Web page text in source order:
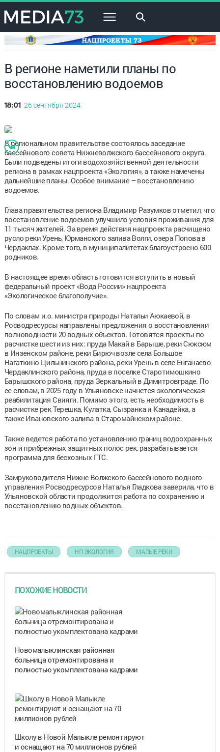
×
В регионе наметили планы по
восстановлению водоемов
18:01 26 сентября 2024
В региональном правительстве состоялось заседание
бассейнового совета Нижневолжского бассейнового округа.
Были подведены итоги водохозяйственной деятельности
региона в рамках нацпроекта «Экология», а также намечены
дальнейшие планы. Особое внимание – восстановлению
водоемов.
Глава правительства региона Владимир Разумков отметил, что
восстановление водоемов улучшило условия проживания для
11 тысяч жителей. За время действия нацпроекта расчищено
русло реки Урень, Юрманского залива Волги, озера Попова в
Чердаклах. Кроме того, в муниципалитетах благоустроено 600
родников.
В настоящее время область готовится вступить в новый
федеральный проект «Вода России» нацпроекта
«Экологическое благополучие».
По словам и.о. министра природы Натальи Аюкаевой, в
Росводресурсы направлены предложения о восстановлении
полноводности 20 водных объектов. Готовятся проекты по
расчистке шести из них: пруда Макай в Барыше, реки Сюксюм
в Инзенском районе, реки Бирюч возле села Большое
Нагаткино Цильнинского района, реки Урень в селе Енганаево
Чердаклинского района, пруда в поселке Старотимошкино
Барышского района, пруда Зеркальный в Димитровграде. По
ее словам, в 2025 году в Ульяновске начнется экологическая
реабилитация Свияги. Помимо этого, есть необходимость в
расчистке рек Терешка, Кулатка, Сызранка и Канадейка, а
также Ивановского залива в Старомайнском районе.
Также ведется работа по установлению границ водоохранных
зон и прибрежных защитных полос рек, разрабатывается
программа для бесхозных ГТС.
Замруководителя Нижне-Волжского бассейнового водного
управления Росводресурсов Наталья Гладкова заверила, что в
Ульяновской области продолжится работа по сохранению и
восстановлению водных объектов.
НАЦПРОЕКТЫ НП ЭКОЛОГИЯ МАЛЫЕ РЕКИ
ПОХОЖИЕ НОВОСТИ
Новомалыклинская районная
больница отремонтирована и
полностью укомплектована кадрами
Школу в Новой Малыкле ремонтируют
и оснащают на 70 миллионов рублей